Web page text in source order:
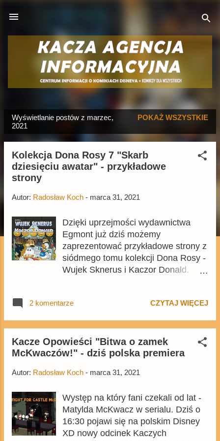
Wyświetlanie postów z marzec,
2021
POKAŻ WSZYSTKIE
Kolekcja Dona Rosy 7 "Skarb
dziesięciu awatar" - przykładowe
strony
Autor: Radosław Koch - marca 31, 2021
Dzięki uprzejmości wydawnictwa
Egmont już dziś możemy
zaprezentować przykładowe strony z
siódmego tomu kolekcji Dona Rosy -
Wujek Sknerus i Kaczor Donald.
w którym pojawią się m.in. trzy
niewydane po polsku, jest już
dostępne w przedsprzedaży na
Egmont.pl . Kolekcja Dona Rosy
lat 90., a jest to okres z którego wiele
zostało wydanych po polsku. W
przypadku tego wydania aż trzy
długie pojawią się premierowo po
polsku, będą to The Once And
2 komentarze CZYTAJ WIĘCEJ
Kacze Opowieści "Bitwa o zamek
McKwaczów!" - dziś polska premiera
Autor: Radosław Koch - marca 31, 2021
Występ na który fani czekali od lat -
Matylda McKwacz w serialu. Dziś o
16:30 pojawi się na polskim Disney
XD nowy odcinek Kaczych